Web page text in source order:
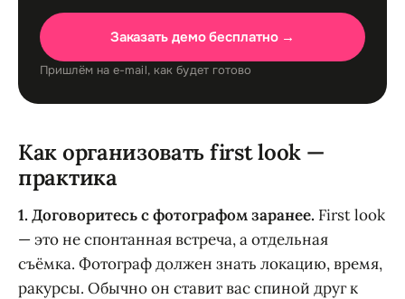
Заказать демо бесплатно →
Пришлём на e-mail, как будет готово
Как организовать first look —
практика
1. Договоритесь с фотографом заранее. First look
— это не спонтанная встреча, а отдельная
съёмка. Фотограф должен знать локацию, время,
ракурсы. Обычно он ставит вас спиной друг к